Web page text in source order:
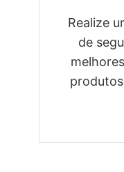
Realize
de